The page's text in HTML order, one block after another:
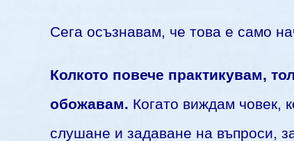
Сега осъзнавам, че това е само
Колкото повече практикувам,
обожавам. Когато виждам човек,
слушане и задаване на въпроси,